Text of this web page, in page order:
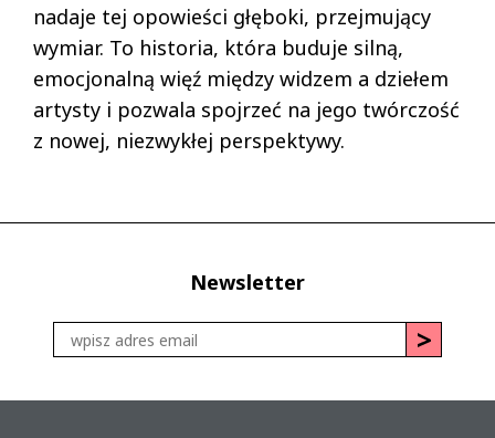
nadaje tej opowieści głęboki, przejmujący
wymiar. To historia, która buduje silną,
emocjonalną więź między widzem a dziełem
artysty i pozwala spojrzeć na jego twórczość
z nowej, niezwykłej perspektywy.
Newsletter